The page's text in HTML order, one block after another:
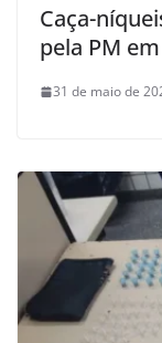
Caça-
pela PM
31 de maio de